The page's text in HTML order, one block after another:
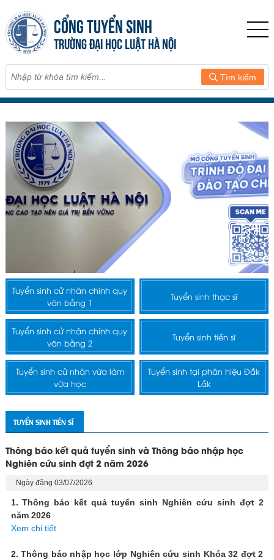
CỔNG TUYỂN SINH
TRƯỜNG ĐẠI HỌC LUẬT HÀ NỘI
Tìm kiếm
Tuyển sinh cử nhân chính quy
văn bằng 1
Tuyển sinh thạc sĩ
Tuyển sinh cử nhân chính quy
văn bằng 2
Tuyển sinh tiến sĩ
Tuyển sinh cử nhân vừa làm
vừa học
Tuyển sinh tại phân hiệu Đắk
Lắk
TUYỂN SINH TIẾN SĨ
Thông báo kết quả tuyển sinh và Thông báo nhập học
Nghiên cứu sinh đợt 2 năm 2026
Ngày đăng 03/07/2026
1. Thông báo kết quả tuyển sinh Nghiên cứu sinh đợt 2
năm 2026
Xem chi tiết
2. Thông báo nhập học lớp Nghiên cứu sinh Khóa 32 đợt 2